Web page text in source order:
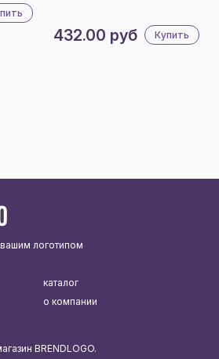
432.00 руб Купить
логотипом
каталог
о компании
BRENDLOGO.